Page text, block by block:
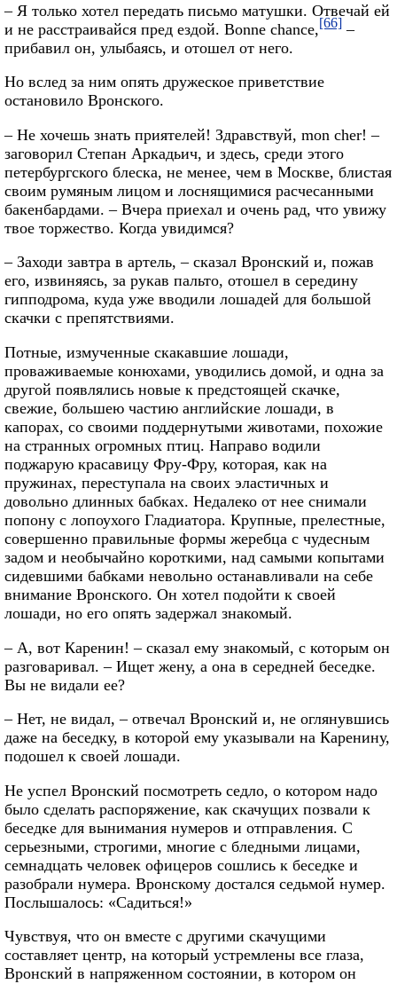
– Я только хотел передать письмо матушки. Отвечай ей
и не расстраивайся пред ездой. Bonne chance,[66] –
прибавил он, улыбаясь, и отошел от него.
Но вслед за ним опять дружеское приветствие
остановило Вронского.
– Не хочешь знать приятелей! Здравствуй, mon cher! –
заговорил Степан Аркадьич, и здесь, среди этого
петербургского блеска, не менее, чем в Москве, блистая
своим румяным лицом и лоснящимися расчесанными
бакенбардами. – Вчера приехал и очень рад, что увижу
твое торжество. Когда увидимся?
– Заходи завтра в артель, – сказал Вронский и, пожав
его, извиняясь, за рукав пальто, отошел в середину
гипподрома, куда уже вводили лошадей для большой
скачки с препятствиями.
Потные, измученные скакавшие лошади,
проваживаемые конюхами, уводились домой, и одна за
другой появлялись новые к предстоящей скачке,
свежие, большею частию английские лошади, в
капорах, со своими поддернутыми животами, похожие
на странных огромных птиц. Направо водили
поджарую красавицу Фру-Фру, которая, как на
пружинах, переступала на своих эластичных и
довольно длинных бабках. Недалеко от нее снимали
попону с лопоухого Гладиатора. Крупные, прелестные,
совершенно правильные формы жеребца с чудесным
задом и необычайно короткими, над самыми копытами
сидевшими бабками невольно останавливали на себе
внимание Вронского. Он хотел подойти к своей
лошади, но его опять задержал знакомый.
– А, вот Каренин! – сказал ему знакомый, с которым он
разговаривал. – Ищет жену, а она в середней беседке.
Вы не видали ее?
– Нет, не видал, – отвечал Вронский и, не оглянувшись
даже на беседку, в которой ему указывали на Каренину,
подошел к своей лошади.
Не успел Вронский посмотреть седло, о котором надо
было сделать распоряжение, как скачущих позвали к
беседке для вынимания нумеров и отправления. С
серьезными, строгими, многие с бледными лицами,
семнадцать человек офицеров сошлись к беседке и
разобрали нумера. Вронскому достался седьмой нумер.
Послышалось: «Садиться!»
Чувствуя, что он вместе с другими скачущими
составляет центр, на который устремлены все глаза,
Вронский в напряженном состоянии, в котором он